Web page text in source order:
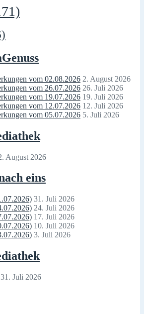
vom 02.08.2026 2. August 2026
vom 26.07.2026 26. Juli 2026
vom 19.07.2026 19. Juli 2026
vom 12.07.2026 12. Juli 2026
vom 05.07.2026 5. Juli 2026
August 2026
eins
31. Juli 2026
24. Juli 2026
17. Juli 2026
10. Juli 2026
3. Juli 2026
31. Juli 2026